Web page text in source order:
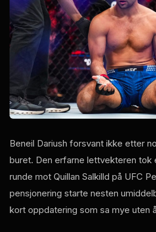
Beneil Dariush forsvant ikke etter
buret. Den erfarne lettvekteren
runde mot Quillan Salkilld på UFC
pensjonering starte nesten
kort oppdatering som sa mye uten